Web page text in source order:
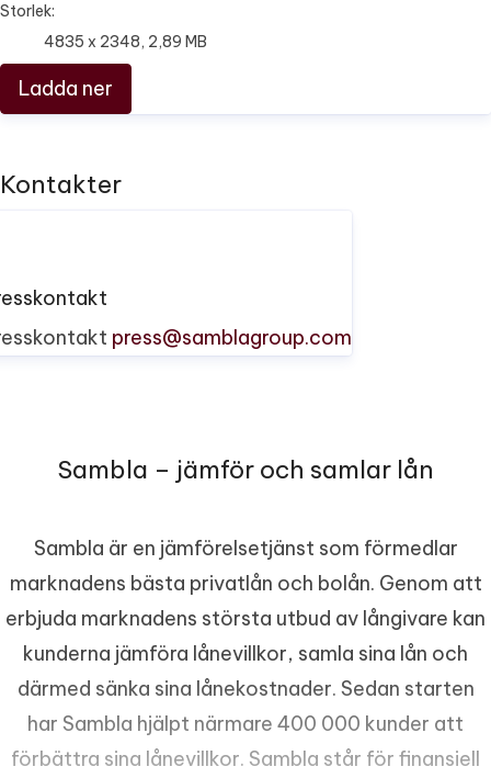
Storlek:
4835 x 2348, 2,89 MB
Ladda ner
Kontakter
press@samblagroup.com
Sambla – jämför och samlar lån
Sambla är en jämförelsetjänst som förmedlar
marknadens bästa privatlån och bolån. Genom att
erbjuda marknadens största utbud av långivare kan
kunderna jämföra lånevillkor, samla sina lån och
därmed sänka sina lånekostnader. Sedan starten
har Sambla hjälpt närmare 400 000 kunder att
förbättra sina lånevillkor. Sambla står för finansiell